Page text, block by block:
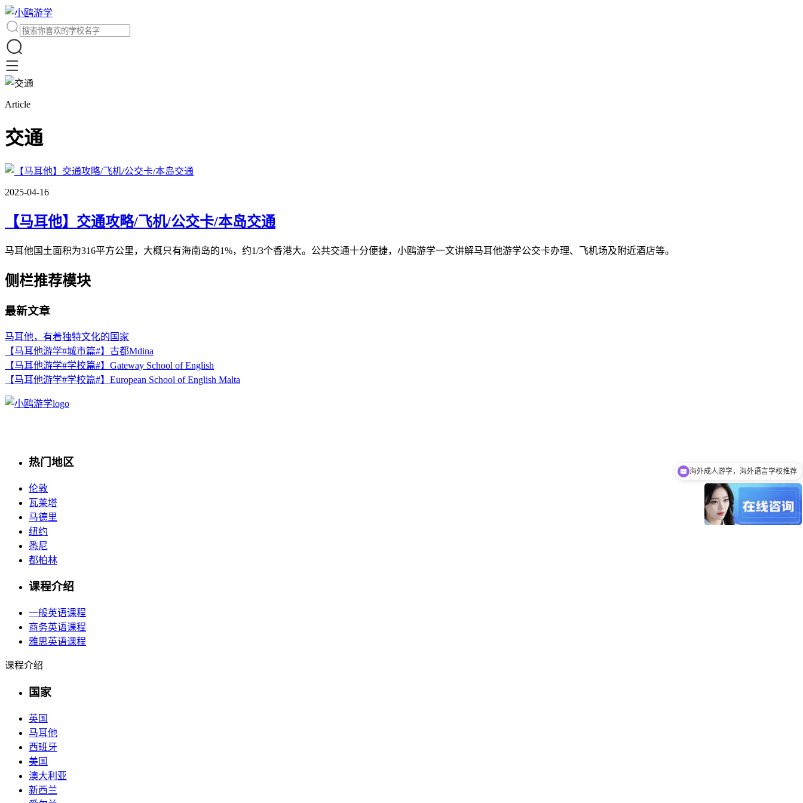
Article
交通
2025-04-16
【马耳他】交通攻略/飞机/公交卡/本岛交通
马耳他国土面积为316平方公里，大概只有海南岛的1%，约1/3个香港大。公共交通十分便捷，小鸥游学一文讲解马耳他游学公交卡办理、飞机场及附近酒店等。
侧栏推荐模块
最新文章
马耳他，有着独特文化的国家
【马耳他游学#城市篇#】古都Mdina
【马耳他游学#学校篇#】Gateway School of English
【马耳他游学#学校篇#】European School of English Malta
热门地区
伦敦
瓦莱塔
马德里
纽约
悉尼
都柏林
课程介绍
一般英语课程
商务英语课程
雅思英语课程
课程介绍
国家
英国
马耳他
西班牙
美国
澳大利亚
新西兰
海外成人游学，海外语言学校推荐